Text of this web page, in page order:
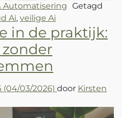
Automatisering Getagd
Ai, veilige Ai
in de praktijk:
(04/03/2026) door Kirsten